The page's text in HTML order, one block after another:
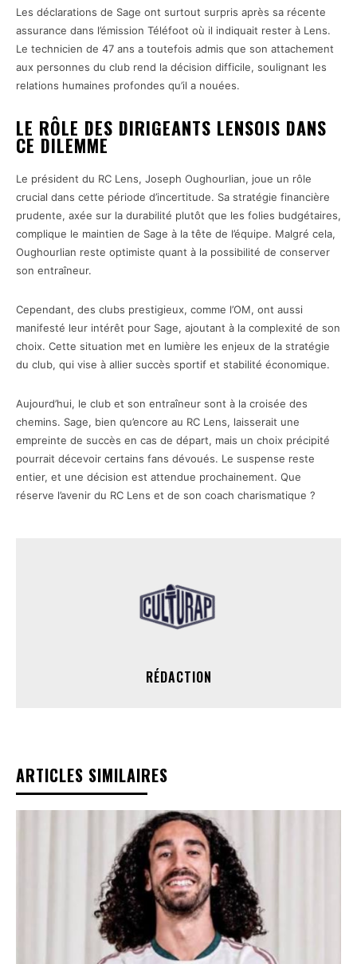
Les déclarations de Sage ont surtout surpris après sa récente
assurance dans l’émission Téléfoot où il indiquait rester à Lens.
Le technicien de 47 ans a toutefois admis que son attachement
aux personnes du club rend la décision difficile, soulignant les
relations humaines profondes qu’il a nouées.
LE RÔLE DES DIRIGEANTS LENSOIS DANS
CE DILEMME
Le président du RC Lens, Joseph Oughourlian, joue un rôle
crucial dans cette période d’incertitude. Sa stratégie financière
prudente, axée sur la durabilité plutôt que les folies budgétaires,
complique le maintien de Sage à la tête de l’équipe. Malgré cela,
Oughourlian reste optimiste quant à la possibilité de conserver
son entraîneur.
Cependant, des clubs prestigieux, comme l’OM, ont aussi
manifesté leur intérêt pour Sage, ajoutant à la complexité de son
choix. Cette situation met en lumière les enjeux de la stratégie
du club, qui vise à allier succès sportif et stabilité économique.
Aujourd’hui, le club et son entraîneur sont à la croisée des
chemins. Sage, bien qu’encore au RC Lens, laisserait une
empreinte de succès en cas de départ, mais un choix précipité
pourrait décevoir certains fans dévoués. Le suspense reste
entier, et une décision est attendue prochainement. Que
réserve l’avenir du RC Lens et de son coach charismatique ?
RÉDACTION
ARTICLES SIMILAIRES